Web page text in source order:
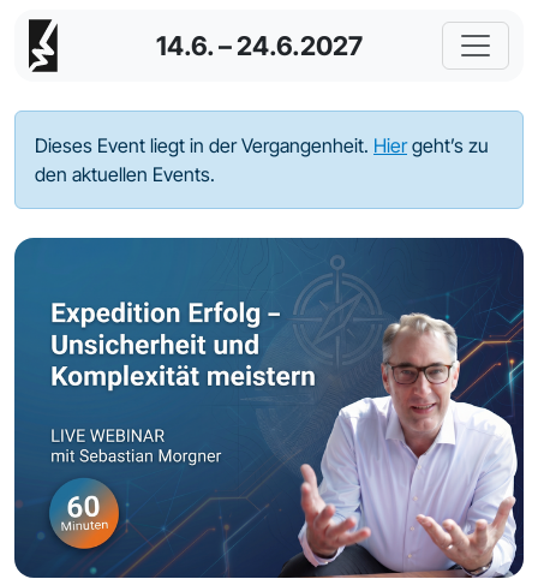
14.6. – 24.6.2027
Dieses Event liegt in der Vergangenheit. Hiergeht’s zu
den aktuellen Events.